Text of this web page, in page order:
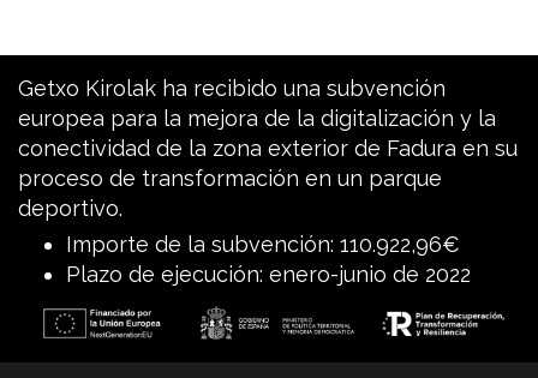
Getxo Kirolak ha recibido una subvención
europea para la mejora de la digitalización y la
conectividad de la zona exterior de Fadura en su
proceso de transformación en un parque
deportivo.
Importe de la subvención: 110.922,96€
Plazo de ejecución: enero-junio de 2022